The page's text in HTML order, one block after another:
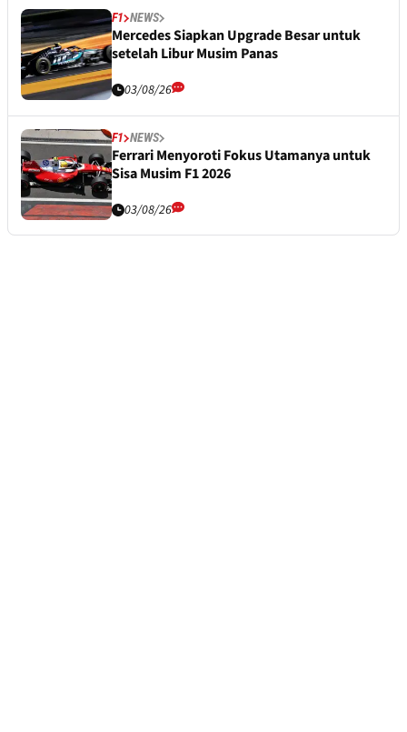
F1 NEWS
Mercedes Siapkan Upgrade Besar untuk
setelah Libur Musim Panas
03/08/26
F1 NEWS
Ferrari Menyoroti Fokus Utamanya untuk
Sisa Musim F1 2026
03/08/26